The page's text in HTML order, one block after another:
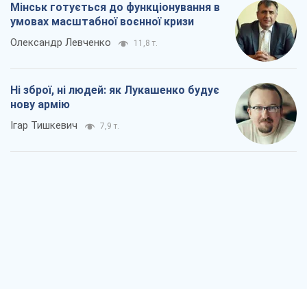
Мінськ готується до функціонування в
умовах масштабної воєнної кризи
Олександр Левченко 11,8 т.
Ні зброї, ні людей: як Лукашенко будує
нову армію
Ігар Тишкевич 7,9 т.